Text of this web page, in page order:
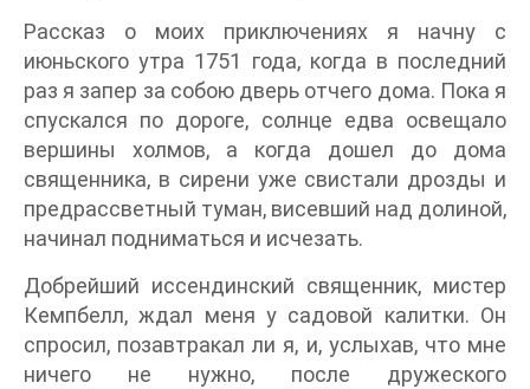
Рассказ о моих приключениях я начну с
июньского утра 1751 года, когда в последний
раз я запер за собою дверь отчего дома. Пока я
спускался по дороге, солнце едва освещало
вершины холмов, а когда дошел до дома
священника, в сирени уже свистали дрозды и
предрассветный туман, висевший над долиной,
начинал подниматься и исчезать.
Добрейший иссендинский священник, мистер
Кемпбелл, ждал меня у садовой калитки. Он
спросил, позавтракал ли я, и, услыхав, что мне
ничего не нужно, после дружеского